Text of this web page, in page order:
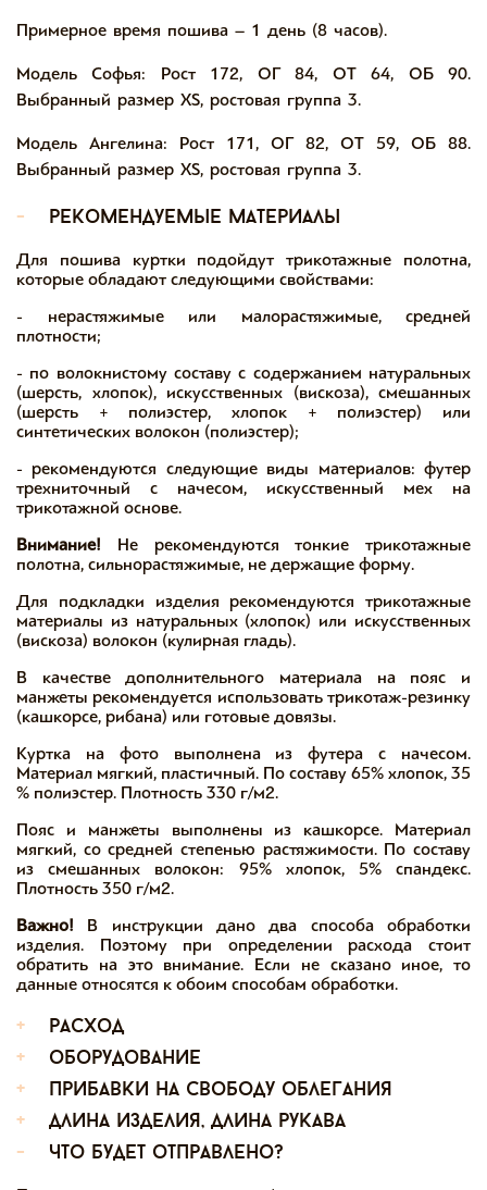
Примерное время пошива – 1 день (8 часов).
Модель Софья: Рост 172, ОГ 84, ОТ 64, ОБ 90.
Выбранный размер XS, ростовая группа 3.
Модель Ангелина: Рост 171, ОГ 82, ОТ 59, ОБ 88.
Выбранный размер XS, ростовая группа 3.
-
рекомендуемые материалы
Для пошива куртки подойдут трикотажные полотна,
которые обладают следующими свойствами:
- нерастяжимые или малорастяжимые, средней
плотности;
- по волокнистому составу с содержанием натуральных
(шерсть, хлопок), искусственных (вискоза), смешанных
(шерсть + полиэстер, хлопок + полиэстер) или
синтетических волокон (полиэстер);
-рекомендуются следующие виды материалов: футер
трехниточный с начесом, искусственный мех на
трикотажной основе.
Внимание! Не рекомендуются тонкие трикотажные
полотна, сильнорастяжимые, не держащие форму.
Для подкладки изделия рекомендуются трикотажные
материалы из натуральных (хлопок) или искусственных
(вискоза) волокон (кулирная гладь).
В качестве дополнительного материала на пояс и
манжеты рекомендуется использовать трикотаж-резинку
(кашкорсе, рибана) или готовые довязы.
Куртка на фото выполнена из футера с начесом.
Материал мягкий, пластичный. По составу 65% хлопок, 35
% полиэстер. Плотность 330 г/м2.
Пояс и манжеты выполнены из кашкорсе. Материал
мягкий, со средней степенью растяжимости. По составу
из смешанных волокон: 95% хлопок, 5% спандекс.
Плотность 350 г/м2.
Важно! В инструкции дано два способа обработки
изделия. Поэтому при определении расхода стоит
обратить на это внимание. Если не сказано иное, то
данные относятся к обоим способам обработки.
+
расход
+
оборудование
+
прибавки на свободу облегания
+
длина изделия, длина рукава
-
что будет отправлено?